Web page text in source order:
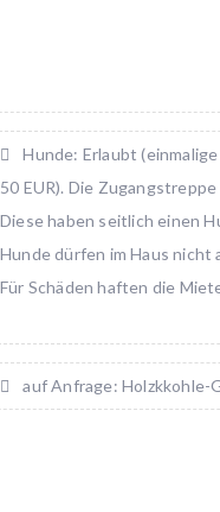
Hunde: Erlaubt
50 EUR). Die
Diese haben seitlich einen
Hunde dürfen im Haus nicht
Für Schäden haften die
auf Anfrage: Holzkkohle-